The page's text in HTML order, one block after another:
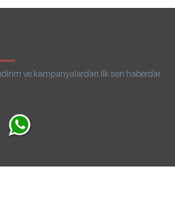
ve kampanyalardan ilk sen haberdar